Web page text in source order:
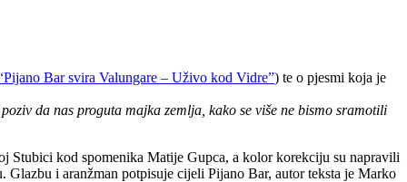
Bar svira Valungare – Uživo kod Vidre”) te o pjesmi koja je
da nas proguta majka zemlja, kako se više ne bismo sramotili
Stubici kod spomenika Matije Gupca, a kolor korekciju su napravili
i aranžman potpisuje cijeli Pijano Bar, autor teksta je Marko